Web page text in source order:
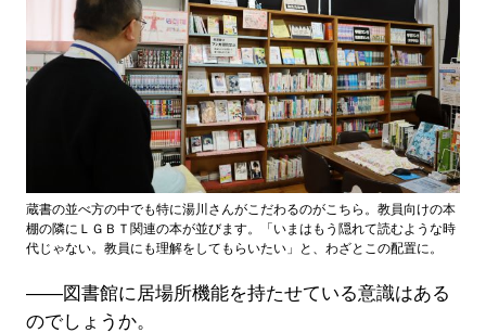
蔵書の並べ方の中でも特に湯川さんがこだわるのがこちら。教員向けの本
棚の隣にＬＧＢＴ関連の本が並びます。「いまはもう隠れて読むような時
代じゃない。教員にも理解をしてもらいたい」と、わざとこの配置に。
――図書館に居場所機能を持たせている意識はある
のでしょうか。